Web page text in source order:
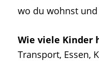
wo du wohnst
Wie viele Kinder
Transport, Essen,